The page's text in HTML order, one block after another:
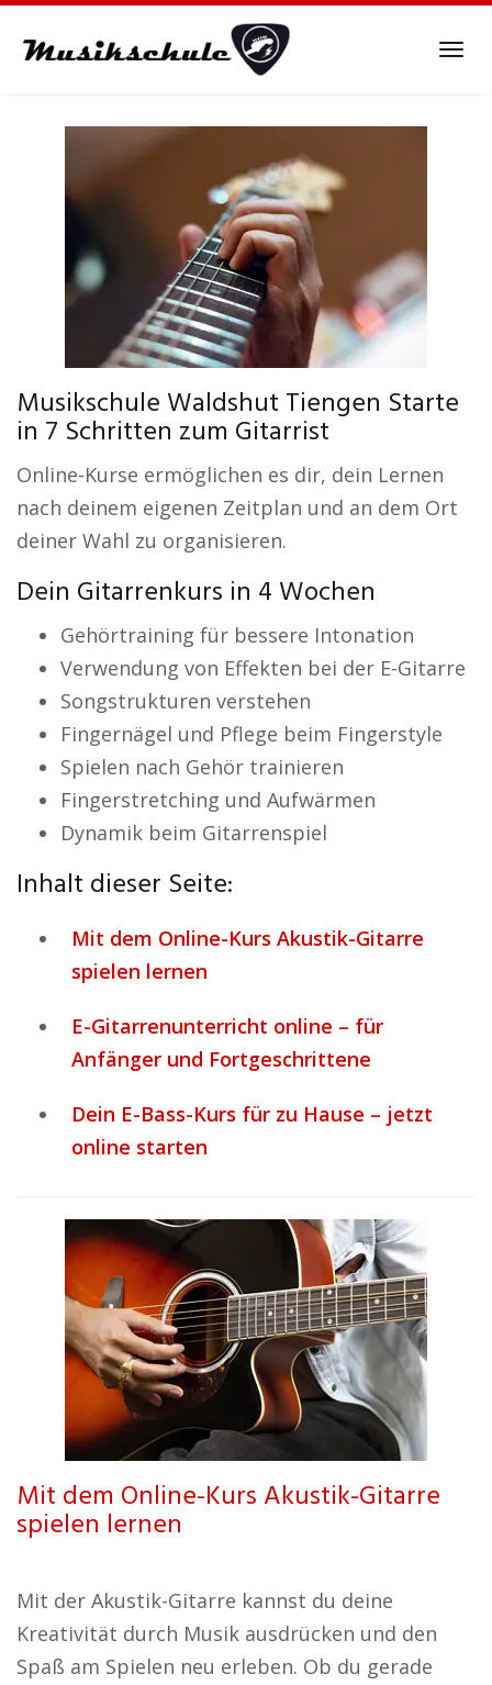
Musikschule Waldshut Tiengen Starte
in 7 Schritten zum Gitarrist
Online-Kurse ermöglichen es dir, dein Lernen
nach deinem eigenen Zeitplan und an dem Ort
deiner Wahl zu organisieren.
Dein Gitarrenkurs in 4 Wochen
Gehörtraining für bessere Intonation
Verwendung von Effekten bei der E-Gitarre
Songstrukturen verstehen
Fingernägel und Pflege beim Fingerstyle
Spielen nach Gehör trainieren
Fingerstretching und Aufwärmen
Dynamik beim Gitarrenspiel
Inhalt dieser Seite:
Mit dem Online-Kurs Akustik-Gitarre
spielen lernen
E-Gitarrenunterricht online – für
Anfänger und Fortgeschrittene
Dein E-Bass-Kurs für zu Hause – jetzt
online starten
Mit dem Online-Kurs Akustik-Gitarre
spielen lernen
Mit der Akustik-Gitarre kannst du deine
Kreativität durch Musik ausdrücken und den
Spaß am Spielen neu erleben. Ob du gerade